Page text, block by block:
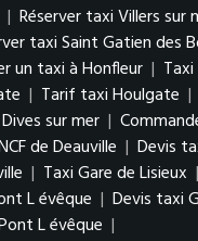
| Réserver taxi Villers sur
taxi Saint Gatien des
un taxi à Honfleur |
| Tarif taxi Houlgate |
sur mer |
de Deauville | Devis
| Taxi Gare de Lisieux |
L évêque | Devis taxi
L évêque |